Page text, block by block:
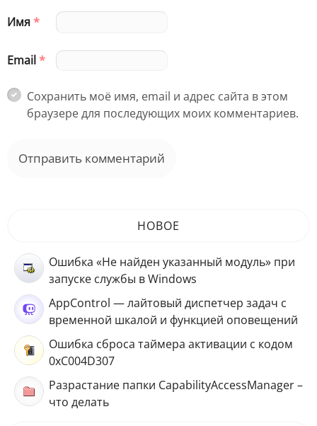
Имя*
Email*
Сохранить моё имя, email и адрес сайта в этом
браузере для последующих моих комментариев.
НОВОЕ
Ошибка «Не найден указанный модуль» при
запуске службы в Windows
AppControl — лайтовый диспетчер задач с
временной шкалой и функцией оповещений
Ошибка сброса таймера активации с кодом
0xC004D307
Разрастание папки CapabilityAccessManager –
что делать